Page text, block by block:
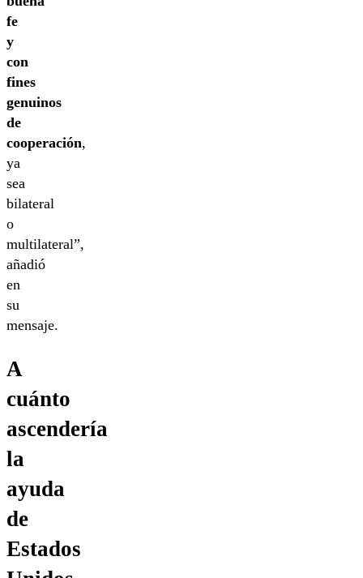
fe
y
con
fines
genuinos
de
cooperación,
ya
sea
bilateral
o
multilateral”,
añadió
en
su
mensaje.
A
cuánto
ascendería
la
ayuda
de
Estados